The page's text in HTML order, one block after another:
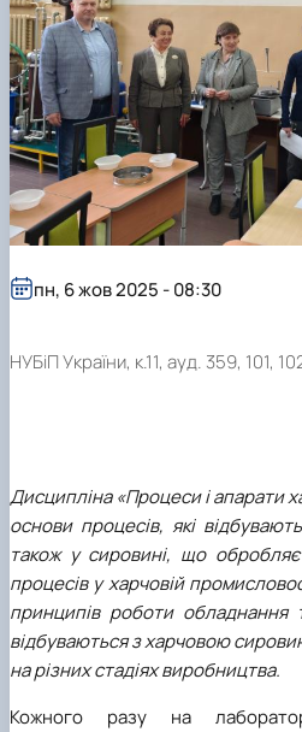
НУБіП України, к.11, ауд. 359, 101,
Дисципліна «Процеси і апарати
основи процесів, які
також у сировині, що
процесів у харчовій
принципів роботи обладнання
відбуваються з харчовою
на різних стадіях виробництва.
Кожного разу на
пн, 6 жов 2025 - 08:30